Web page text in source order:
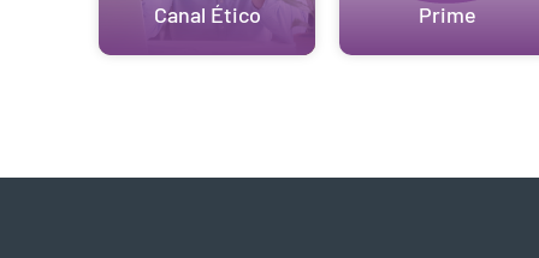
Canal Ético Prime